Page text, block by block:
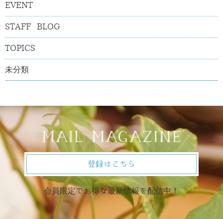
EVENT
STAFF BLOG
TOPICS
未分類
登録はこちら
会員限定でお得な最新情報を配信中！